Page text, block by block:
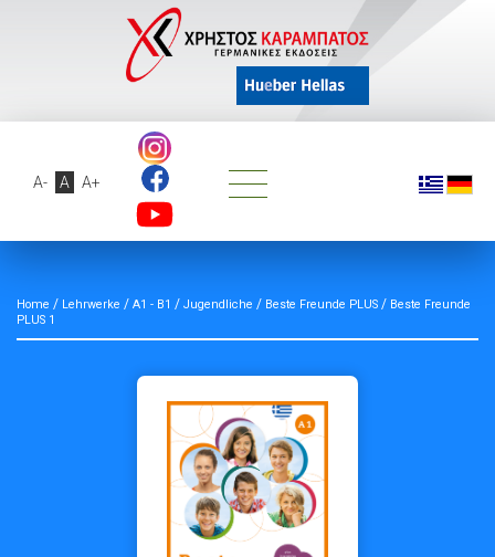
A- A A+
Home / Lehrwerke / A1 - B1 / Jugendliche / Beste Freunde PLUS / Beste Freunde
PLUS 1